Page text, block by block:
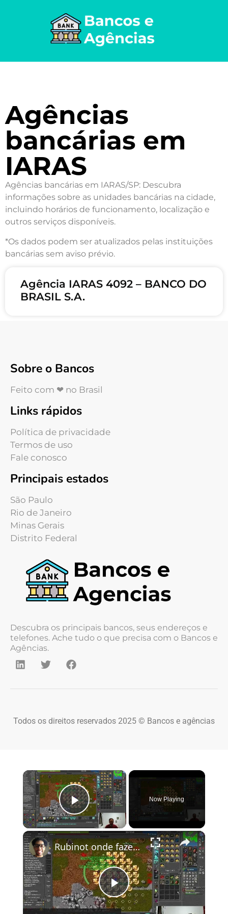
Agências
bancárias em
IARAS
Agências bancárias em IARAS/SP: Descubra
informações sobre as unidades bancárias na cidade,
incluindo horários de funcionamento, localização e
outros serviços disponíveis.
*Os dados podem ser atualizados pelas instituições
bancárias sem aviso prévio.
Agência IARAS 4092 – BANCO DO
BRASIL S.A.
Sobre o Bancos
Feito com ❤ no Brasil
Links rápidos
Política de privacidade
Termos de uso
Fale conosco
Principais estados
São Paulo
Rio de Janeiro
Minas Gerais
Distrito Federal
Descubra os principais bancos, seus endereços e
telefones. Ache tudo o que precisa com o Bancos e
Agências.
Todos os direitos reservados 2025 © Bancos e agências
×
Play Video
Now Playing
×
Play Video
Rubinot onde fazer a Task de Oramond